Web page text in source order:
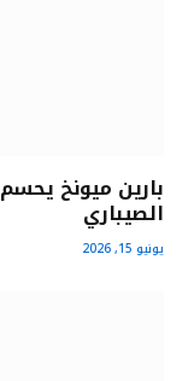
بارين ميونخ
الصيباري
يونيو 15, 2026